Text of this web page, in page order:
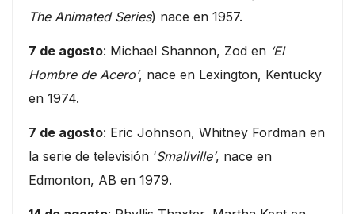
The Animated Series) nace en 1957.
7 de agosto: Michael Shannon, Zod en ‘El
Hombre de Acero’, nace en Lexington, Kentucky
en 1974.
7 de agosto: Eric Johnson, Whitney Fordman en
la serie de televisión ‘Smallville’, nace en
Edmonton, AB en 1979.